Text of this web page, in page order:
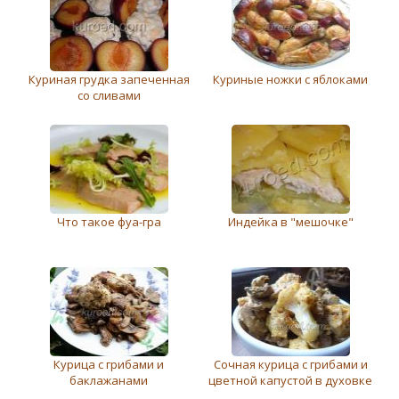
Куриная грудка запеченная
со сливами
Куриные ножки с яблоками
Что такое фуа-гра Индейка в "мешочке"
Курица с грибами и
баклажанами
Сочная курица с грибами и
цветной капустой в духовке